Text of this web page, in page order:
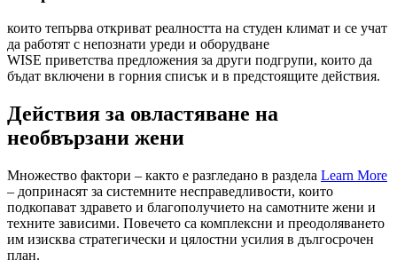
които тепърва откриват реалността на студен климат и се учат
да работят с непознати уреди и оборудване
WISE приветства предложения за други подгрупи, които да
бъдат включени в горния списък и в предстоящите действия.
Действия за овластяване на
необвързани жени
Множество фактори – както е разгледано в раздела Learn More
– допринасят за системните несправедливости, които
подкопават здравето и благополучието на самотните жени и
техните зависими. Повечето са комплексни и преодоляването
им изисква стратегически и цялостни усилия в дългосрочен
план.